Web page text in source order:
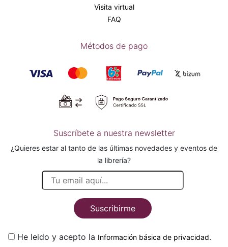
Visita virtual
FAQ
Métodos de pago
Suscríbete a nuestra newsletter
¿Quieres estar al tanto de las últimas novedades y eventos de
la librería?
Suscribirme
He leido y acepto la Información básica de privacidad.